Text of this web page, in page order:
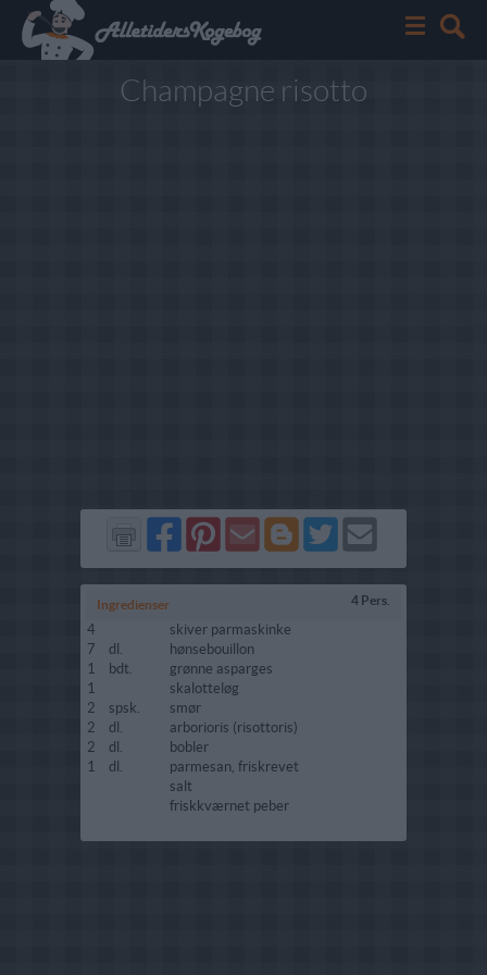
Champagne risotto
Del
på
Facebook
Del
på
Pinterest
Send
via
GMail
Del
på
Blogger
Del
på
Twitter
Send
Ingredienser 4 Pers.
4
skiver parmaskinke
7
dl.
hønsebouillon
1
bdt.
grønne asparges
1
skalotteløg
2
spsk.
smør
2
dl.
arborioris (risottoris)
2
dl.
bobler
1
dl.
parmesan, friskrevet
salt
friskkværnet peber